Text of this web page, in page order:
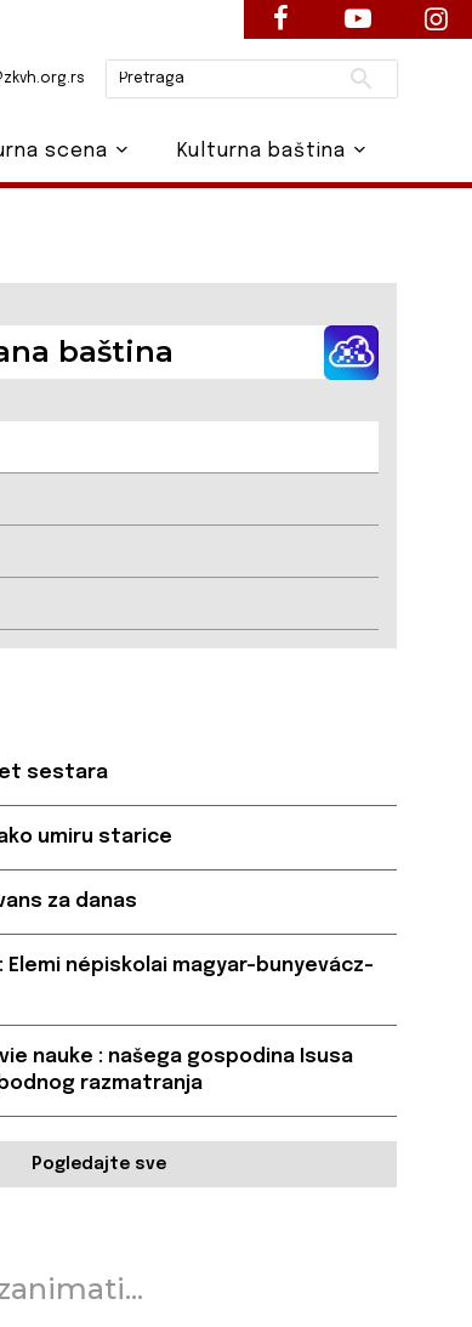
baština
sestara
umiru starice
za danas
Elemi népiskolai magyar-bunyevácz-
nauke : našega gospodina Isusa
razmatranja
Pogledajte sve
Pretraži
scena Kulturna baština